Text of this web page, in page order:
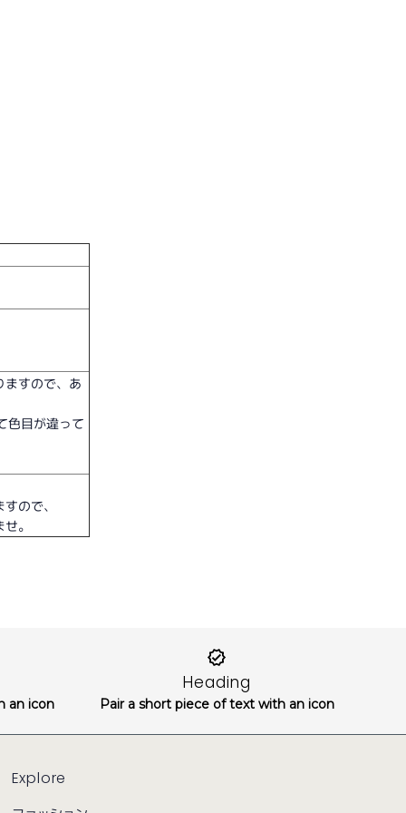
ますので、あ
色目が違って
ので、
。
an icon
Heading
Pair a short piece of text with an icon
Explore